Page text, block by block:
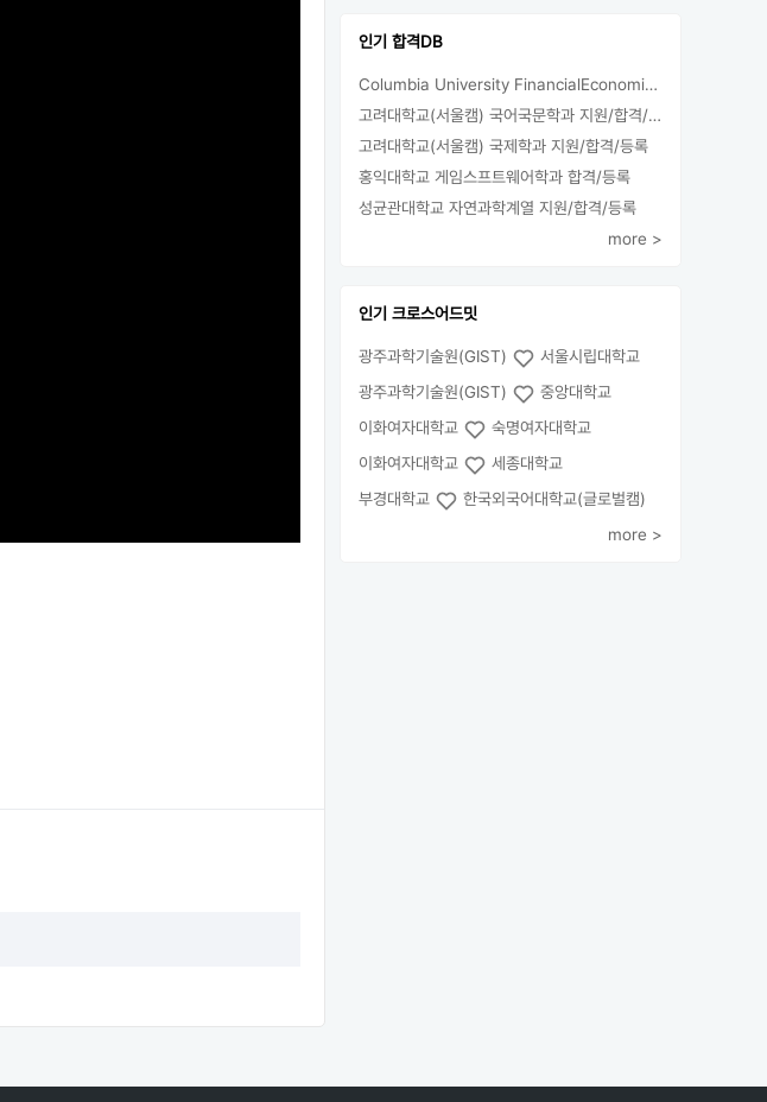
인기 합격DB
Columbia University FinancialEconomics 지원
고려대학교(서울캠) 국어국문학과 지원/합격/등록
고려대학교(서울캠) 국제학과 지원/합격/등록
홍익대학교 게임스프트웨어학과 합격/등록
성균관대학교 자연과학계열 지원/합격/등록
more >
인기 크로스어드밋
광주과학기술원(GIST)
서울시립대학교
광주과학기술원(GIST)
중앙대학교
이화여자대학교
숙명여자대학교
이화여자대학교
세종대학교
부경대학교
한국외국어대학교(글로벌캠)
more >